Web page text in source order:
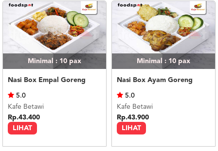
Minimal : 10 pax
Nasi Box Empal Goreng
LIHAT
5.0
Kafe Betawi
Rp.43.400
Minimal : 10pax
Nasi Box Ayam Goreng
LIHAT
5.0
Kafe Betawi
Rp.43.900